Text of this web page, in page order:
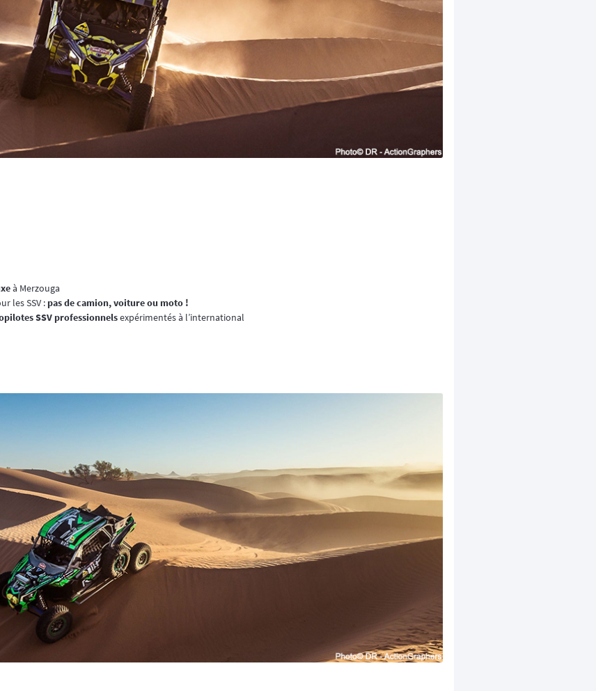
à Merzouga
les SSV : pas de camion, voiture ou moto !
SSV professionnelsexpérimentés à l’international